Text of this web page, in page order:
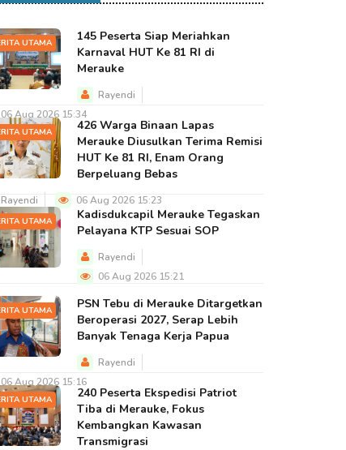
UTAMA
145 Peserta Siap Meriahkan
Karnaval HUT Ke 81 RI di
Merauke
Rayendi
06 Aug 2026 15:34
UTAMA
426 Warga Binaan Lapas
Merauke Diusulkan Terima Remisi
HUT Ke 81 RI, Enam Orang
Berpeluang Bebas
Rayendi 06 Aug 2026 15:23
UTAMA
Kadisdukcapil Merauke Tegaskan
Pelayana KTP Sesuai SOP
Rayendi
06 Aug 2026 15:21
UTAMA
PSN Tebu di Merauke Ditargetkan
Beroperasi 2027, Serap Lebih
Banyak Tenaga Kerja Papua
Rayendi
06 Aug 2026 15:16
UTAMA
240 Peserta Ekspedisi Patriot
Tiba di Merauke, Fokus
Kembangkan Kawasan
Transmigrasi